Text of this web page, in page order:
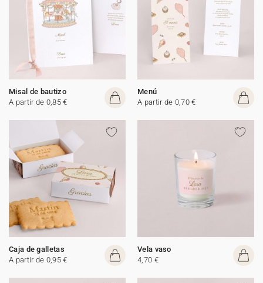
Misal de bautizo
A partir de 0,85 €
Menú
A partir de 0,70 €
Caja de galletas
A partir de 0,95 €
Vela vaso
4,70 €